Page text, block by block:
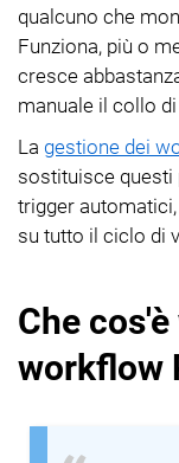
qualcuno che
Funziona, più o
cresce
manuale il collo
La gestione dei
sostituisce questi
trigger
su tutto il ciclo di
Che
workflow